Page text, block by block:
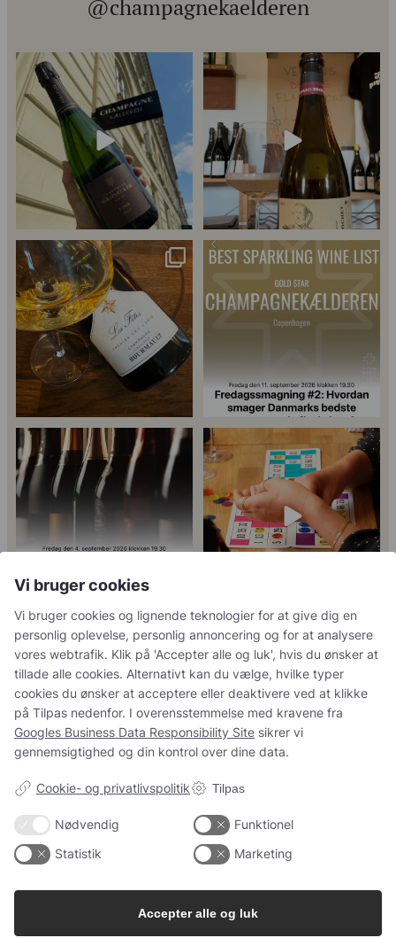
@champagnekaelderen
Kun 8 billetter tilbage til vores
fredagssmagning...
57 2
Mød Gaspard Brochet 333.F Brut
Nature: den du skal
44 1
Christian Bourmalt, Les Fetes 2018
🍾
25
Fredagssmagningerne lever – og de
18 0
Er du helt ny indenfor champagne,
og gerne vil ...
14 0
Kan man få for meget champagne?
Nææææ…Kan man ...
5
Tusind tak til
@minglr_netvaerk_for_singler for
at...
René Geoffroy er en af
Champagnes ældste
...
21
Load More Follow on Instagram
Vi bruger cookies
Vi bruger cookies og lignende teknologier for at give dig en
personlig oplevelse, personlig annoncering og for at analysere
vores webtrafik. Klik på 'Accepter alle og luk', hvis du ønsker at
tillade alle cookies. Alternativt kan du vælge, hvilke typer
cookies du ønsker at acceptere eller deaktivere ved at klikke
på Tilpas nedenfor. I overensstemmelse med kravene fra
Googles Business Data Responsibility Site sikrer vi
gennemsigtighed og din kontrol over dine data.
Cookie- og privatlivspolitik Tilpas
Nødvendig
Funktionel
Statistik
Marketing
Accepter alle og luk